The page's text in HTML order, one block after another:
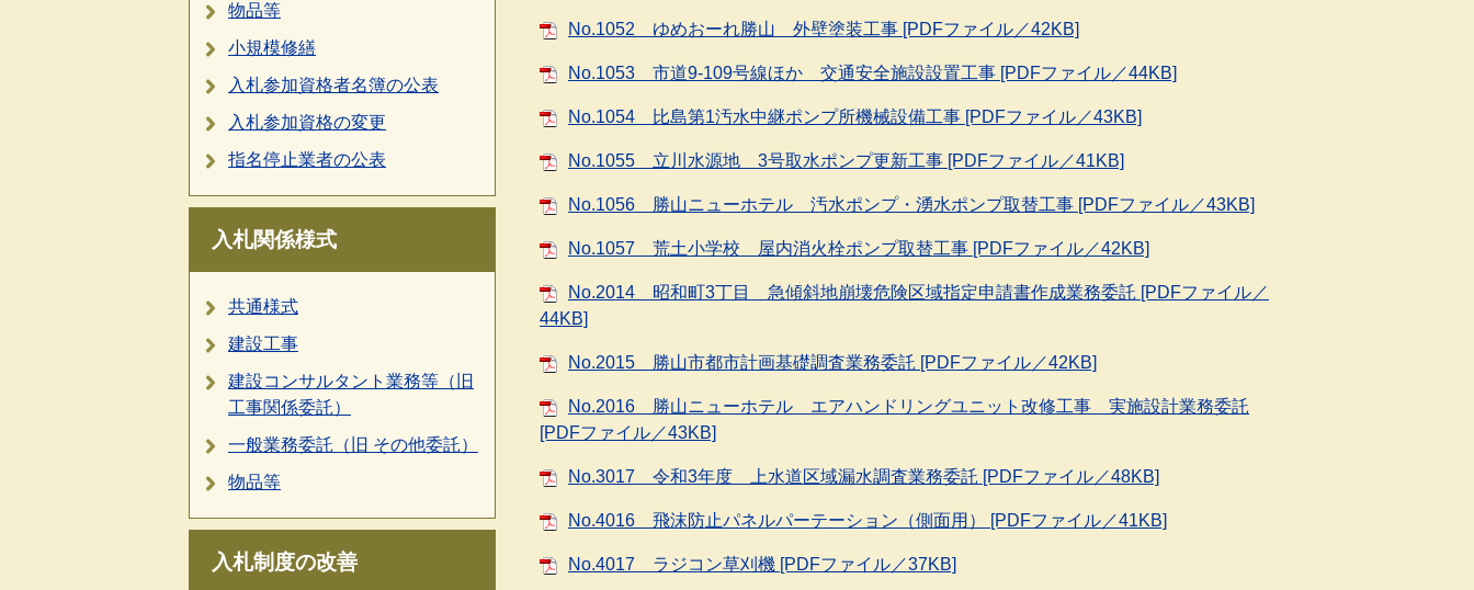
物品等
小規模修繕
入札参加資格者名簿の公表
入札参加資格の変更
指名停止業者の公表
入札関係様式
共通様式
建設工事
建設コンサルタント業務等（旧
工事関係委託）
一般業務委託（旧 その他委託）
物品等
入札制度の改善
No.1052 ゆめおーれ勝山 外壁塗装工事 [PDFファイル／42KB]
No.1053 市道9-109号線ほか 交通安全施設設置工事 [PDFファイル／44KB]
No.1054 比島第1汚水中継ポンプ所機械設備工事 [PDFファイル／43KB]
No.1055 立川水源地 3号取水ポンプ更新工事 [PDFファイル／41KB]
No.1056 勝山ニューホテル 汚水ポンプ・湧水ポンプ取替工事 [PDFファイル／43KB]
No.1057 荒土小学校 屋内消火栓ポンプ取替工事 [PDFファイル／42KB]
No.2014 昭和町3丁目 急傾斜地崩壊危険区域指定申請書作成業務委託 [PDFファイル／
44KB]
No.2015 勝山市都市計画基礎調査業務委託 [PDFファイル／42KB]
No.2016 勝山ニューホテル エアハンドリングユニット改修工事 実施設計業務委託
[PDFファイル／43KB]
No.3017 令和3年度 上水道区域漏水調査業務委託 [PDFファイル／48KB]
No.4016 飛沫防止パネルパーテーション（側面用） [PDFファイル／41KB]
No.4017 ラジコン草刈機 [PDFファイル／37KB]